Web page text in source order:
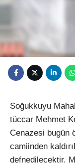
Soğukkuyu
tüccar Mehmet
Cenazesi bugün
camiinden
defnedilecektir.